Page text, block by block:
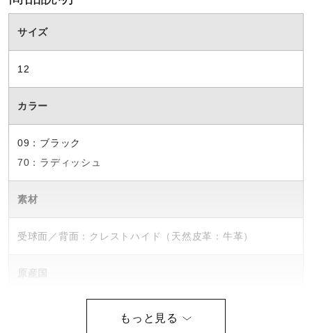
サイズ
12
カラー
09：ブラック
70：ラディッシュ
素材
受球面／背面：クレストハイド（天然皮革：牛革）
原産国